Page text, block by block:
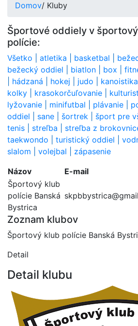
Domov/ Kluby
Športové oddiely v
polície:
Všetko atletika basketbal
bežecký oddiel
biatlon box
hádzaná hokej judo kanoistika
kolky
krasokorčuľovanie
lyžovanie
minifutbal plávanie
oddiel
sane šortrek šport pre
tenis
streľba streľba z
taekwondo
turistický oddiel
slalom
volejbal zápasenie
Názov E-mail
Športový klub
polície Banská
Bystrica
Zoznam klubov
Športový klub polície Banská
Detail
Detail klubu